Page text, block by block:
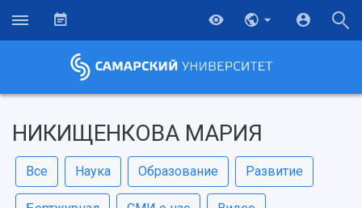
НИКИЩЕНКОВА МАРИЯ
Все Наука Образование Развитие